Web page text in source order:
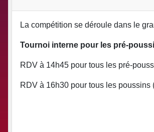
La compétition se déroule dans le
Tournoi interne pour les pré-
RDV à 14h45 pour tous les pré-
RDV à 16h30 pour tous les poussins